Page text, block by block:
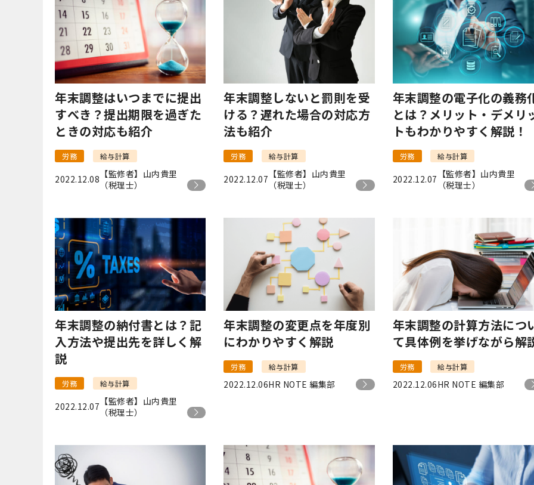
年末調整はいつまでに提出
すべき？提出期限を過ぎた
ときの対応も紹介
労務 給与計算
2022.12.08 【監修者】山内貴里
（税理士）
年末調整しないと罰則を受
ける？遅れた場合の対応方
法も紹介
労務 給与計算
2022.12.07 【監修者】山内貴里
（税理士）
年末調整の電子化の義務
とは？メリット・デメリ
トもわかりやすく解説！
労務 給与計算
2022.12.07 【監修者】山内貴里
（税理士）
年末調整の納付書とは？記
入方法や提出先を詳しく解
説
労務 給与計算
2022.12.07 【監修者】山内貴里
（税理士）
年末調整の変更点を年度別
にわかりやすく解説
労務 給与計算
2022.12.06HR NOTE 編集部
年末調整の計算方法につ
て具体例を挙げながら解
労務 給与計算
2022.12.06HR NOTE 編集部